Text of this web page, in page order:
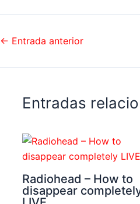
← Entrada anterior
Entradas
Radiohead – How to
disappear